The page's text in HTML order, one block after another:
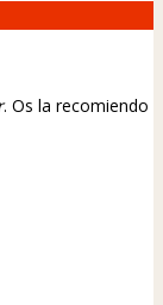
. Os la recomiendo